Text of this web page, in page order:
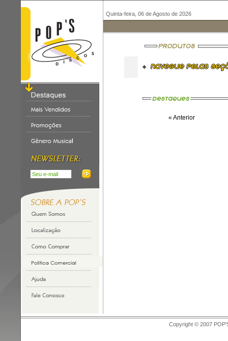
Quinta-feira, 06 de Agosto de 2026
« Anterior
Copyright © 2007